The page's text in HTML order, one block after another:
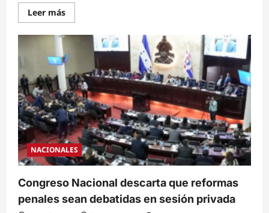
Leer másRead
more
Congreso
Nacional,
aprobó
por
unanimidad
de
votos
reformas
el
Código
Penal
y
Procesal
Penal,
además
la
de
cárceles
nuevas
NACIONALES
Congreso Nacional descarta que reformas
penales sean debatidas en sesión privada